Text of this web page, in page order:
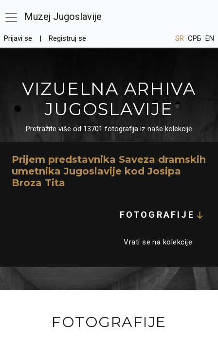
Muzej Jugoslavije
Prijavi se Registruj se SR СРБ EN
VIZUELNA ARHIVA
JUGOSLAVIJE
Pretražite više od 13701 fotografija iz naše kolekcije
Prijem predstavnika Saveza dramskih
umetnika Jugoslavije kod Josipa
Broza Tita
FOTOGRAFIJE
Vrati se na kolekcije
FOTOGRAFIJE